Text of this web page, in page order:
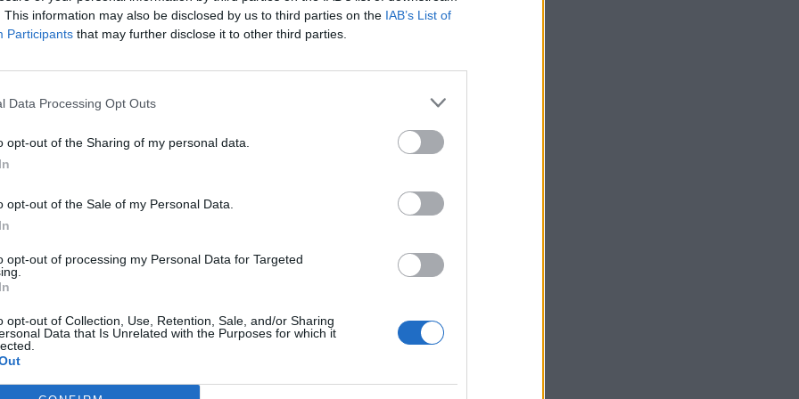
This information may also be disclosed by us to third parties on the IAB’s List of
Participants that may further disclose it to other third parties.
Data Processing Opt Outs
opt-out of the Sharing of my personal data.
opt-out of the Sale of my Personal Data.
opt-out of processing my Personal Data for Targeted
opt-out of Collection, Use, Retention, Sale, and/or Sharing
Data that Is Unrelated with the Purposes for which it
lub nawet śmierć. Ta świadomość
Przyświecał im szczytny cel – za wszelką
i nie cofali się nawet przed najbardziej
walczyć, spokojnie czekać na koniec wojny,
Wszyscy główni bohaterowie książki oddali
gdyż byli w stanie poświęcić osobiste